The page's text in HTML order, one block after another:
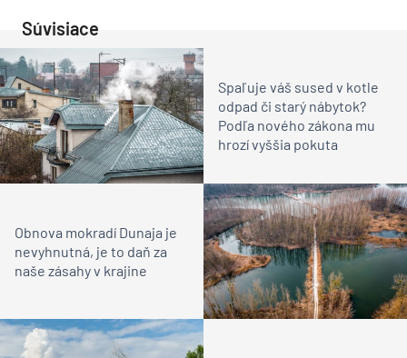
Súvisiace
Spaľuje váš sused v kotle
odpad či starý nábytok?
Podľa nového zákona mu
hrozí vyššia pokuta
Obnova mokradí Dunaja je
nevyhnutná, je to daň za
naše zásahy v krajine